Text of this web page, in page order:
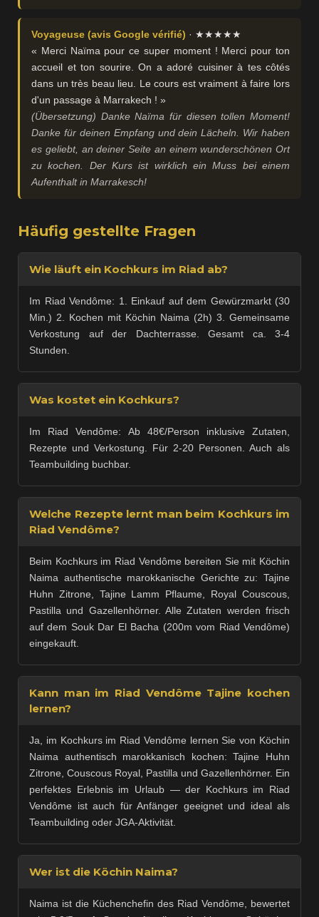
Voyageuse (avis Google vérifié) · ★★★★★
« Merci Naïma pour ce super moment ! Merci pour ton
accueil et ton sourire. On a adoré cuisiner à tes côtés
dans un très beau lieu. Le cours est vraiment à faire lors
d'un passage à Marrakech ! »
(Übersetzung) Danke Naïma für diesen tollen Moment!
Danke für deinen Empfang und dein Lächeln. Wir haben
es geliebt, an deiner Seite an einem wunderschönen Ort
zu kochen. Der Kurs ist wirklich ein Muss bei einem
Aufenthalt in Marrakesch!
Häufig gestellte Fragen
Wie läuft ein Kochkurs im Riad ab?
Im Riad Vendôme: 1. Einkauf auf dem Gewürzmarkt (30
Min.) 2. Kochen mit Köchin Naima (2h) 3. Gemeinsame
Verkostung auf der Dachterrasse. Gesamt ca. 3-4
Stunden.
Was kostet ein Kochkurs?
Im Riad Vendôme: Ab 48€/Person inklusive Zutaten,
Rezepte und Verkostung. Für 2-20 Personen. Auch als
Teambuilding buchbar.
Welche Rezepte lernt man beim Kochkurs im
Riad Vendôme?
Beim Kochkurs im Riad Vendôme bereiten Sie mit Köchin
Naima authentische marokkanische Gerichte zu: Tajine
Huhn Zitrone, Tajine Lamm Pflaume, Royal Couscous,
Pastilla und Gazellenhörner. Alle Zutaten werden frisch
auf dem Souk Dar El Bacha (200m vom Riad Vendôme)
eingekauft.
Kann man im Riad Vendôme Tajine kochen
lernen?
Ja, im Kochkurs im Riad Vendôme lernen Sie von Köchin
Naima authentisch marokkanisch kochen: Tajine Huhn
Zitrone, Couscous Royal, Pastilla und Gazellenhörner. Ein
perfektes Erlebnis im Urlaub — der Kochkurs im Riad
Vendôme ist auch für Anfänger geeignet und ideal als
Teambuilding oder JGA-Aktivität.
Wer ist die Köchin Naima?
Naima ist die Küchenchefin des Riad Vendôme, bewertet